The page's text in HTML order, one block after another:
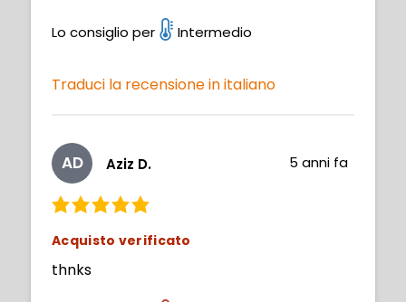
what went through his decision making
illustrator's shoulder as they complete an
Lo consiglio per Intermedio
Traduci la recensione in italiano
AD Aziz D. 5 anni fa
Acquisto verificato
thnks